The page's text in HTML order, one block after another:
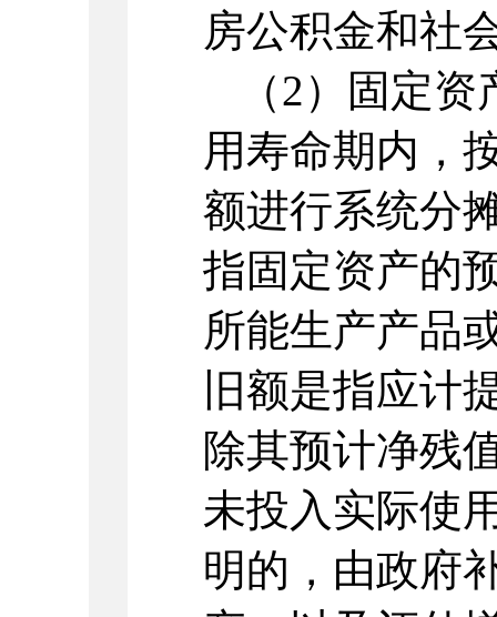
房公积金和社
（2）固定
用寿命期内，
额进行系统分
指固定资产的
所能生产产品
旧额是指应计
除其预计净残
未投入实际使
明的，由政府